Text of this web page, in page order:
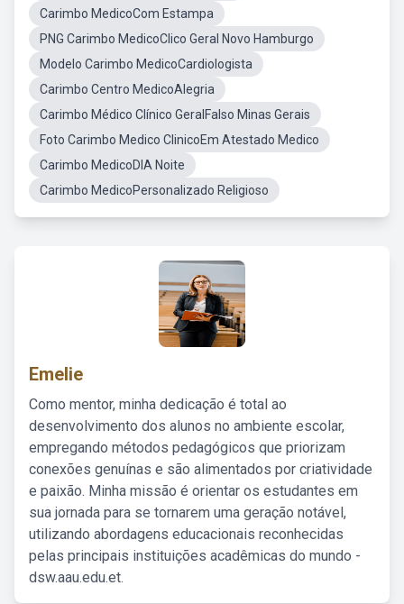
Carimbo MedicoCom Estampa
PNG Carimbo MedicoClico Geral Novo Hamburgo
Modelo Carimbo MedicoCardiologista
Carimbo Centro MedicoAlegria
Carimbo Médico Clínico GeralFalso Minas Gerais
Foto Carimbo Medico ClinicoEm Atestado Medico
Carimbo MedicoDIA Noite
Carimbo MedicoPersonalizado Religioso
Emelie
Como mentor, minha dedicação é total ao
desenvolvimento dos alunos no ambiente escolar,
empregando métodos pedagógicos que priorizam
conexões genuínas e são alimentados por criatividade
e paixão. Minha missão é orientar os estudantes em
sua jornada para se tornarem uma geração notável,
utilizando abordagens educacionais reconhecidas
pelas principais instituições acadêmicas do mundo -
dsw.aau.edu.et.